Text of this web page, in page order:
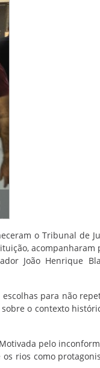
o Tribunal de
acompanharam
João Henrique
para não
o contexto
pelo
rios como